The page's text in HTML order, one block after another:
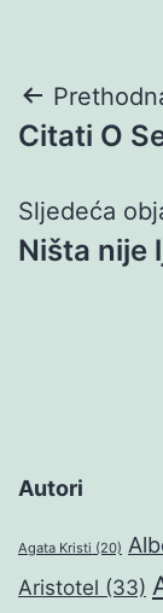
objava
Citati O
Sljedeća
Ništa nije
Autori
Agata Kristi (20)
Aristotel (33)